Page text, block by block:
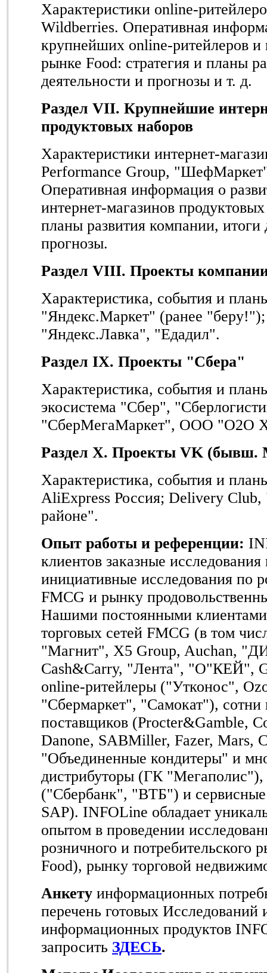
Характеристики online-
Wildberries. Оперативная
крупнейших online-ритейлеров
рынке Food: стратегия и планы
деятельности и прогнозы и т. д.
Раздел VII. Крупнейшие
продуктовых наборов
Характеристики интернет-
Performance Group,
Оперативная информация о
интернет-магазинов
планы развития компании, итоги
прогнозы.
Раздел VIII. Проекты
Характеристика, события и
"Яндекс.Маркет" (ранее
"Яндекс.Лавка", "Едадил".
Раздел IX. Проекты "Сбера"
Характеристика, события и
экосистема "Сбер",
"СберМегаМаркет", ООО
Раздел X. Проекты VK (бывш.
Характеристика, события и
AliExpress Россия; Delivery
районе".
Опыт работы и референции:
клиентов заказные
инициативные исследования по
FMCG и рынку
Нашими постоянными клиентами
торговых сетей FMCG (в том
"Магнит", X5 Group, Auchan,
Cash&Carry, "Лента", "О"КЕЙ",
online-ритейлеры ("Утконос",
"Сбермаркет", "Самокат"), сотни
поставщиков (Procter&Gamble,
Danone, SABMiller, Fazer, Mars,
"Объединенные кондитеры" и
дистрибуторы (ГК
("Сбербанк", "ВТБ") и
SAP). INFOLine обладает
опытом в проведении
розничного и
Food), рынку торговой
Анкету информационных
перечень готовых Исследований
информационных продуктов
запросить ЗДЕСЬ.